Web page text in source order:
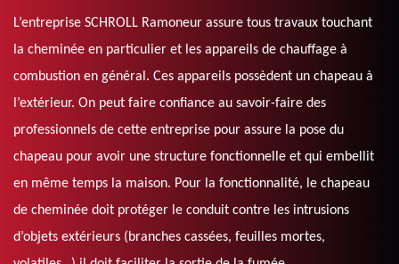
L’entreprise SCHROLL Ramoneur assure tous travaux touchant
la cheminée en particulier et les appareils de chauffage à
combustion en général. Ces appareils possèdent un chapeau à
l’extérieur. On peut faire confiance au savoir-faire des
professionnels de cette entreprise pour assure la pose du
chapeau pour avoir une structure fonctionnelle et qui embellit
en même temps la maison. Pour la fonctionnalité, le chapeau
de cheminée doit protéger le conduit contre les intrusions
d’objets extérieurs (branches cassées, feuilles mortes,